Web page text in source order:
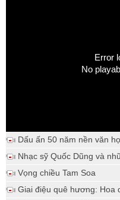
Error
No
Dấu ấn 50 năm nền văn
Nhạc sỹ Quốc Dũng và
Vọng chiều Tam Soa
Giai điệu quê hương: Hoa